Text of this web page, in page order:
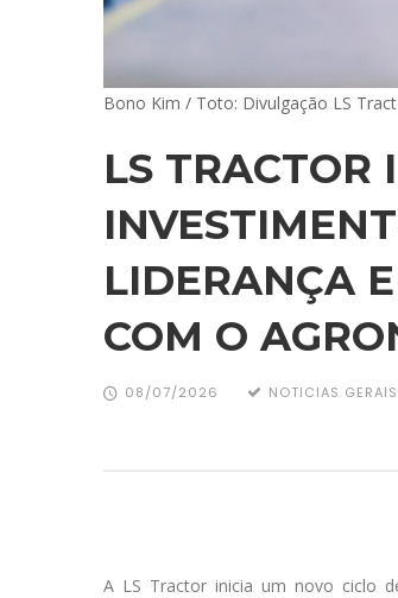
Bono Kim / Toto: Divulgação LS
LS TRACTOR
LIDERANÇA
COM O
08/07/2026 NOTICIAS GERAIS
A LS Tractor inicia um novo ciclo